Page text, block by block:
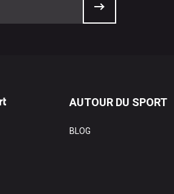
AUTOUR DU SPORT
BLOG